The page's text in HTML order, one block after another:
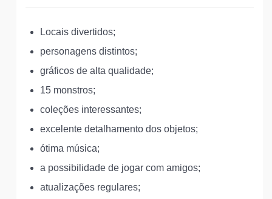
Locais divertidos;
personagens distintos;
gráficos de alta qualidade;
15 monstros;
coleções interessantes;
excelente detalhamento dos objetos;
ótima música;
a possibilidade de jogar com amigos;
atualizações regulares;